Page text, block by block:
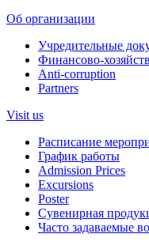
Об организации
Учредительные
Финансово-
Anti-corruption
Partners
Visit us
Расписание
График работы
Admission Prices
Excursions
Poster
Сувенирная
Часто задаваемые